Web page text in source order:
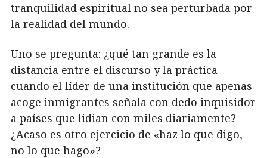
tranquilidad espiritual no sea perturbada por
la realidad del mundo.
Uno se pregunta: ¿qué tan grande es la
distancia entre el discurso y la práctica
cuando el líder de una institución que apenas
acoge inmigrantes señala con dedo inquisidor
a países que lidian con miles diariamente?
¿Acaso es otro ejercicio de «haz lo que digo,
no lo que hago»?